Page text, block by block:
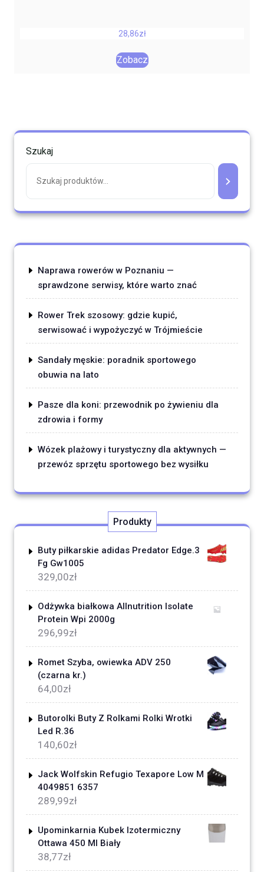
28,86zł
Zobacz
Szukaj
Naprawa rowerów w Poznaniu —
sprawdzone serwisy, które warto znać
Rower Trek szosowy: gdzie kupić,
serwisować i wypożyczyć w Trójmieście
Sandały męskie: poradnik sportowego
obuwia na lato
Pasze dla koni: przewodnik po żywieniu dla
zdrowia i formy
Wózek plażowy i turystyczny dla aktywnych —
przewóz sprzętu sportowego bez wysiłku
Produkty
Buty piłkarskie adidas Predator Edge.3
Fg Gw1005
329,00zł
Odżywka białkowa Allnutrition Isolate
Protein Wpi 2000g
296,99zł
Romet Szyba, owiewka ADV 250
(czarna kr.)
64,00zł
Butorolki Buty Z Rolkami Rolki Wrotki
Led R.36
140,60zł
Jack Wolfskin Refugio Texapore Low M
4049851 6357
289,99zł
Upominkarnia Kubek Izotermiczny
Ottawa 450 Ml Biały
38,77zł